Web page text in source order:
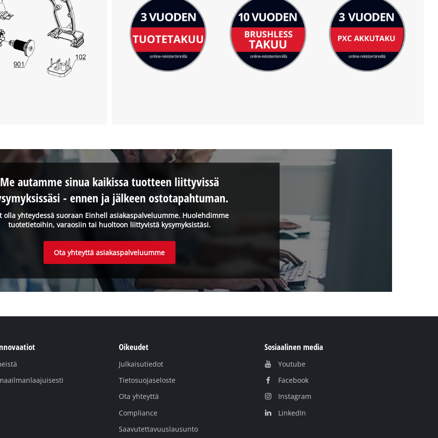
olla yhteydessä suoraan Einhell asiakaspalveluumme. Huolehdimme
tuotetietoihin, varaosiin tai huoltoon liittyvistä kysymyksistäsi.
Me autamme sinua kaikissa tuotteen liittyvissä
- ennen ja jälkeen ostotapahtuman.
Ota yhteyttä asiakaspalveluumme
Oikeudet
Julkaisutiedot
Tietosuojaseloste
Ota yhteyttä
Compliance
Saavutettavuuslausunto
Sosiaalinen media
Youtube
Facebook
Instagram
LinkedIn